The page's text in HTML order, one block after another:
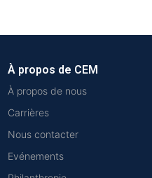
À propos de CEM
À propos de nous
Carrières
Nous contacter
Evénements